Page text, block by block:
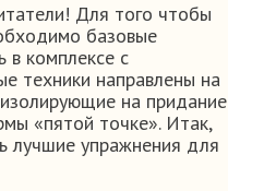
Для того чтобы
базовые
в комплексе с
техники направлены на
на придание
«пятой точке». Итак,
лучшие упражнения для